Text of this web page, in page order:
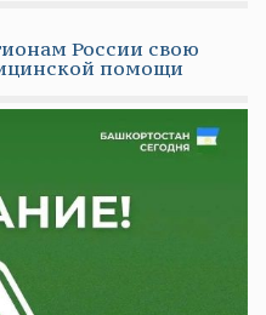
России свою
помощи